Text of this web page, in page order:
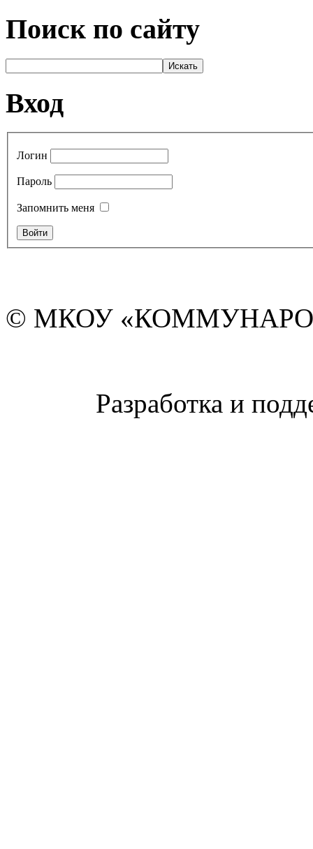
Поиск по сайту
Вход
Логин
Пароль
Запомнить меня
© МКОУ
Разработка и